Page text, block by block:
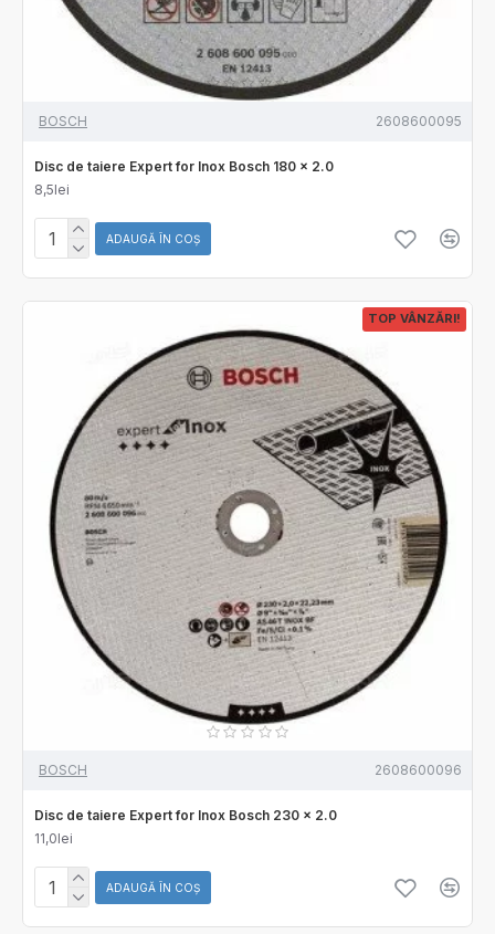
BOSCH 2608600095
Disc de taiere Expert for Inox Bosch 180 x 2.0
8,5lei
ADAUGĂ ÎN COŞ
TOP VÂNZĂRI!
BOSCH 2608600096
Disc de taiere Expert for Inox Bosch 230 x 2.0
11,0lei
ADAUGĂ ÎN COŞ